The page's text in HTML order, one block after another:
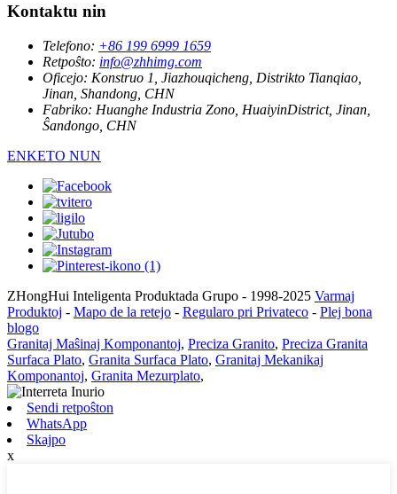
Kontaktu nin
Telefono: +86 199 6999 1659
Retpoŝto: info@zhhimg.com
Oficejo: Konstruo 1, Jiazhouqicheng, Distrikto Tianqiao,
Jinan, Shandong, CHN
Fabriko: Huanghe Industria Zono, HuaiyinDistrict, Jinan,
Ŝandongo, CHN
ENKETO NUN
ZHongHui Inteligenta Produktada Grupo - 1998-2025 Varmaj
Produktoj - Mapo de la retejo - Regularo pri Privateco - Plej bona
blogo
Granitaj Maŝinaj Komponantoj, Preciza Granito, Preciza Granita
Surfaca Plato, Granita Surfaca Plato, Granitaj Mekanikaj
Komponantoj, Granita Mezurplato,
Sendi retpoŝton
WhatsApp
Skajpo
x